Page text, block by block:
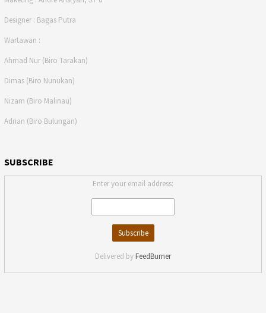
Designer : Bagas Putra
Wartawan :
Ahmad Nur (Biro Tarakan)
Dimas (Biro Nunukan)
Nizam (Biro Malinau)
Adrian (Biro Bulungan)
SUBSCRIBE
Enter your email address:
Delivered by FeedBurner